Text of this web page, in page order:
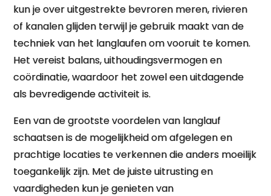
kun je over uitgestrekte bevroren meren, rivieren
of kanalen glijden terwijl je gebruik maakt van de
techniek van het langlaufen om vooruit te komen.
Het vereist balans, uithoudingsvermogen en
coördinatie, waardoor het zowel een uitdagende
als bevredigende activiteit is.
Een van de grootste voordelen van langlauf
schaatsen is de mogelijkheid om afgelegen en
prachtige locaties te verkennen die anders moeilijk
toegankelijk zijn. Met de juiste uitrusting en
vaardigheden kun je genieten van